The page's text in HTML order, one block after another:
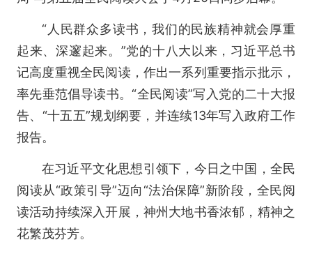
“人民群众多读书，我们的民族精神就会厚重
起来、深邃起来。”党的十八大以来，习近平总书
记高度重视全民阅读，作出一系列重要指示批示，
率先垂范倡导读书。“全民阅读”写入党的二十大报
告、“十五五”规划纲要，并连续13年写入政府工作
报告。
在习近平文化思想引领下，今日之中国，全民
阅读从“政策引导”迈向“法治保障”新阶段，全民阅
读活动持续深入开展，神州大地书香浓郁，精神之
花繁茂芬芳。